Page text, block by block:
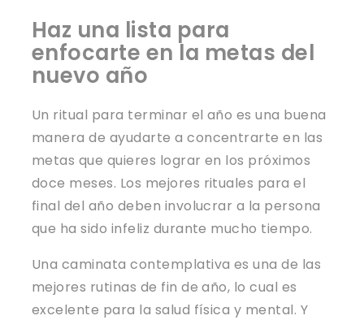
Haz una lista para
enfocarte en la metas del
nuevo año
Un ritual para terminar el año es una buena
manera de ayudarte a concentrarte en las
metas que quieres lograr en los próximos
doce meses. Los mejores rituales para el
final del año deben involucrar a la persona
que ha sido infeliz durante mucho tiempo.
Una caminata contemplativa es una de las
mejores rutinas de fin de año, lo cual es
excelente para la salud física y mental. Y